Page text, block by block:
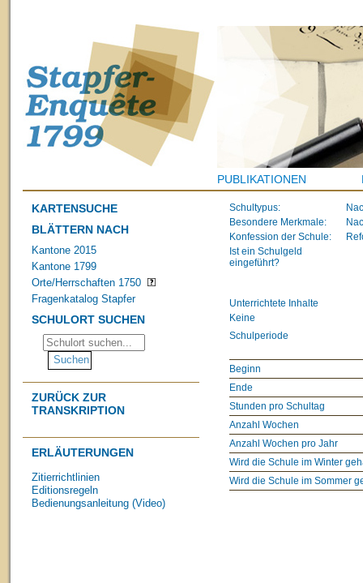
PUBLIKATIONEN
KARTENSUCHE
BLÄTTERN NACH
Kantone 2015
Kantone 1799
Orte/Herrschaften 1750
Fragenkatalog Stapfer
SCHULORT SUCHEN
ZURÜCK ZUR
TRANSKRIPTION
ERLÄUTERUNGEN
Zitierrichtlinien
Editionsregeln
Bedienungsanleitung (Video)
Schultypus:
Besondere Merkmale:
Konfession der Schule:
Ist ein Schulgeld
eingeführt?
Unterrichtete Inhalte
Keine
Schulperiode
Beginn
Ende
Stunden pro Schultag
Anzahl Wochen
Anzahl Wochen pro Jahr
Wird die Schule im Winter
Wird die Schule im Sommer